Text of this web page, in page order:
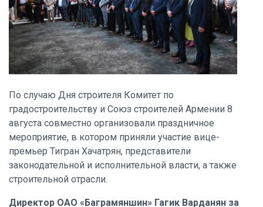
По случаю Дня строителя Комитет по
градостроительству и Союз строителей Армении 8
августа совместно организовали праздничное
мероприятие, в котором приняли участие вице-
премьер Тигран Хачатрян, представители
законодательной и исполнительной власти, а также
строительной отрасли.
Директор ОАО «Баграмяншин» Гагик Варданян за